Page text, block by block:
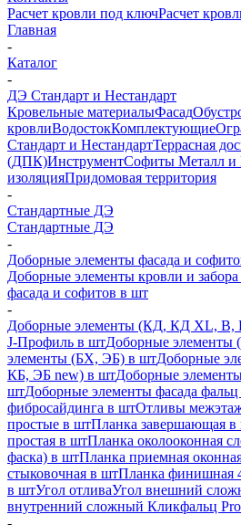
Расчет кровли под ключРасчет
Главная
-
Каталог
-
ДЭ Стандарт и Нестандарт
Кровельные материалыФасад
кровлиВодостокКомплектующие
Стандарт и НестандартТеррасная
(ДПК)ИнструментСофиты Металл
изоляцияПридомовая территория
-
Стандартные ДЭ
Стандартные ДЭ
-
Доборные элементы фасада и
Доборные элементы кровли и
фасада и софитов в шт
-
Доборные элементы (КД, КД XL, В,
J-Профиль в штДоборные элементы
элементы (БХ, ЭБ) в штДоборные
КБ, ЭБ new) в штДоборные
штДоборные элементы фасада
фибросайдинга в штОтливы
простые в штПланка завершающая в
простая в штПланка околооконная
фаска) в штПланка приемная
стыковочная в штПланка финишная
в штУгол отливаУгол внешний
внутренний сложный Кликфальц Pro